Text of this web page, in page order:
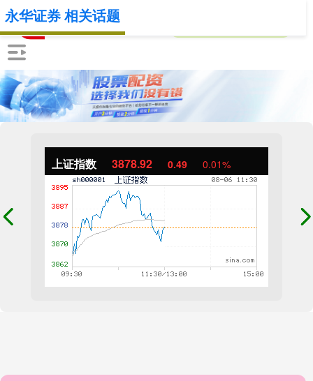
上证指数 3878.92 0.49 0.01%
永华证券 相关话题